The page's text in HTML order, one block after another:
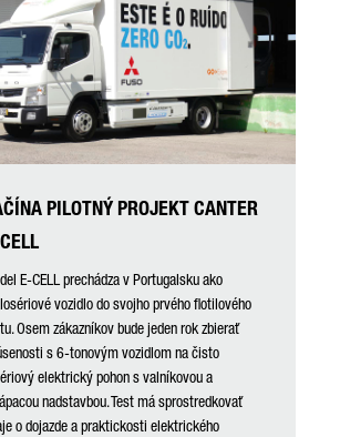
PILOTNÝ PROJEKT CANTER
E-CELL prechádza v Portugalsku ako
vozidlo do svojho prvého flotilového
Osem zákazníkov bude jeden rok zbierať
s 6-tonovým vozidlom na čisto
elektrický pohon s valníkovou a
nadstavbou. Test má sprostredkovať
o dojazde a praktickosti elektrického